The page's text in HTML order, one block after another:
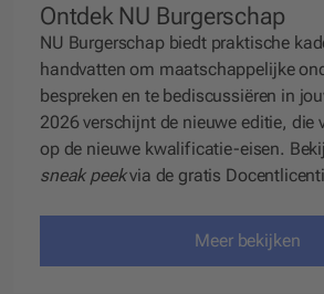
Ontdek NU Burgerschap
NU Burgerschap biedt praktische
handvatten om maatschappelijke
bespreken en te bediscussiëren in
2026 verschijnt de nieuwe editie, die
op de nieuwe kwalificatie-eisen.
sneak peekvia de gratis
Meer bekijken